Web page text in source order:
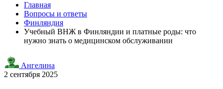
Главная
Вопросы и ответы
Финляндия
Учебный ВНЖ в Финляндии и платные роды: что
нужно знать о медицинском обслуживании
Ангелина
2 сентября 2025